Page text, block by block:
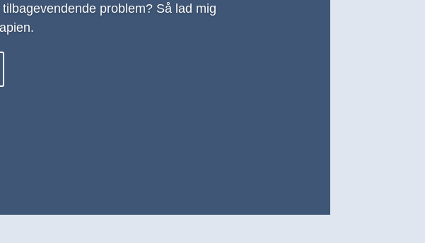
problem? Så lad mig